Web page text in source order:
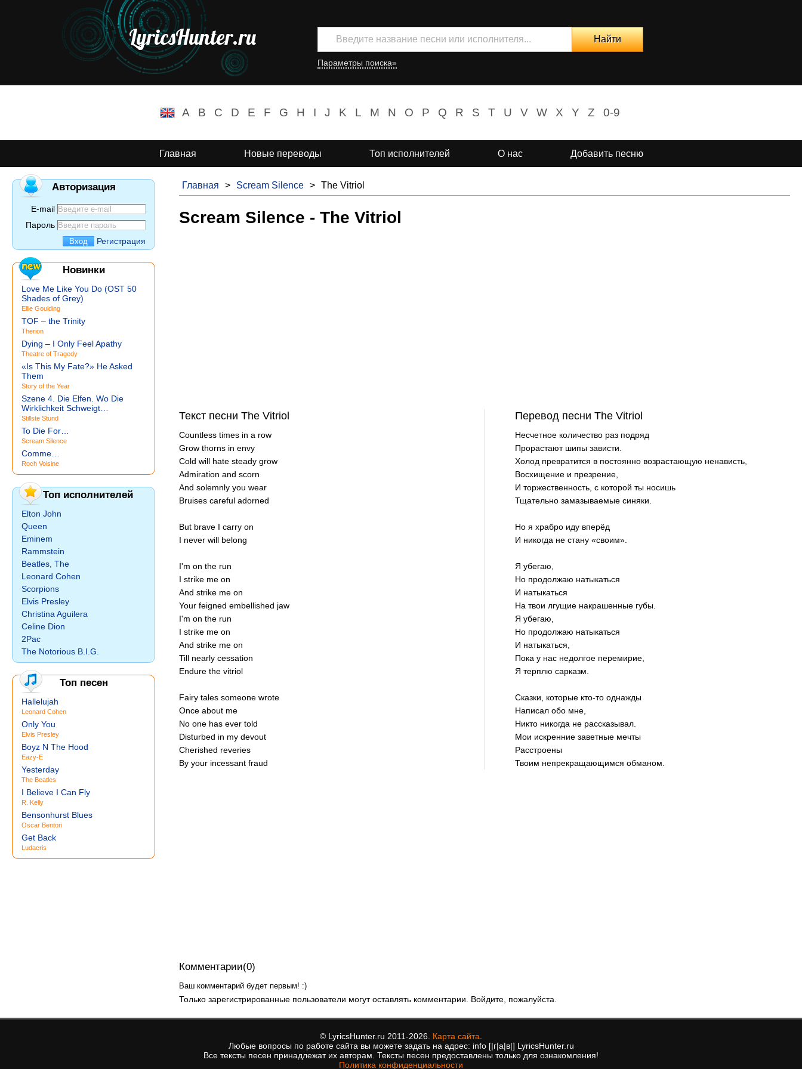
LyricsHunter.ru
Параметры поиска»
A B C D E F G H I J K L M N O P Q R S T U V W X Y Z 0-9
Главная Новые переводы Топ исполнителей О нас Добавить песню
Главная > Scream Silence > The Vitriol
Scream Silence - The Vitriol
Текст песни The Vitriol
Countless times in a row
Grow thorns in envy
Cold will hate steady grow
Admiration and scorn
And solemnly you wear
Bruises careful adorned
But brave I carry on
I never will belong
I'm on the run
I strike me on
And strike me on
Your feigned embellished jaw
I'm on the run
I strike me on
And strike me on
Till nearly cessation
Endure the vitriol
Fairy tales someone wrote
Once about me
No one has ever told
Disturbed in my devout
Cherished reveries
By your incessant fraud
Перевод песни The Vitriol
Несчетное количество раз подряд
Прорастают шипы зависти.
Холод превратится в постоянно возрастающую ненависть,
Восхищение и презрение,
И торжественность, с которой ты носишь
Тщательно замазываемые синяки.
Но я храбро иду вперёд
И никогда не стану «своим».
Я убегаю,
Но продолжаю натыкаться
И натыкаться
На твои лгущие накрашенные губы.
Я убегаю,
Но продолжаю натыкаться
И натыкаться,
Пока у нас недолгое перемирие,
Я терплю сарказм.
Сказки, которые кто-то однажды
Написал обо мне,
Никто никогда не рассказывал.
Мои искренние заветные мечты
Расстроены
Твоим непрекращающимся обманом.
Комментарии(0)
Ваш комментарий будет первым! :)
Только зарегистрированные пользователи могут оставлять комментарии. Войдите, пожалуйста.
Авторизация
E-mail
Пароль
Регистрация
Новинки
Love Me Like You Do (OST 50
Shades of Grey)
Ellie Goulding
TOF – the Trinity
Therion
Dying – I Only Feel Apathy
Theatre of Tragedy
«Is This My Fate?» He Asked
Them
Story of the Year
Szene 4. Die Elfen. Wo Die
Wirklichkeit Schweigt…
Stillste Stund
To Die For…
Scream Silence
Comme…
Roch Voisine
Топ исполнителей
Elton John
Queen
Eminem
Rammstein
Beatles, The
Leonard Cohen
Scorpions
Elvis Presley
Christina Aguilera
Celine Dion
2Pac
The Notorious B.I.G.
Топ песен
Hallelujah
Leonard Cohen
Only You
Elvis Presley
Boyz N The Hood
Eazy-E
Yesterday
The Beatles
I Believe I Can Fly
R. Kelly
Bensonhurst Blues
Oscar Benton
Get Back
Ludacris
© LyricsHunter.ru 2011-2026. Карта сайта
Любые вопросы по работе сайта вы можете задать на адрес: info [|г|а|в|] LyricsHunter.ru
Все тексты песен принадлежат их авторам. Тексты песен предоставлены только для ознакомления!
Политика конфиденциальности